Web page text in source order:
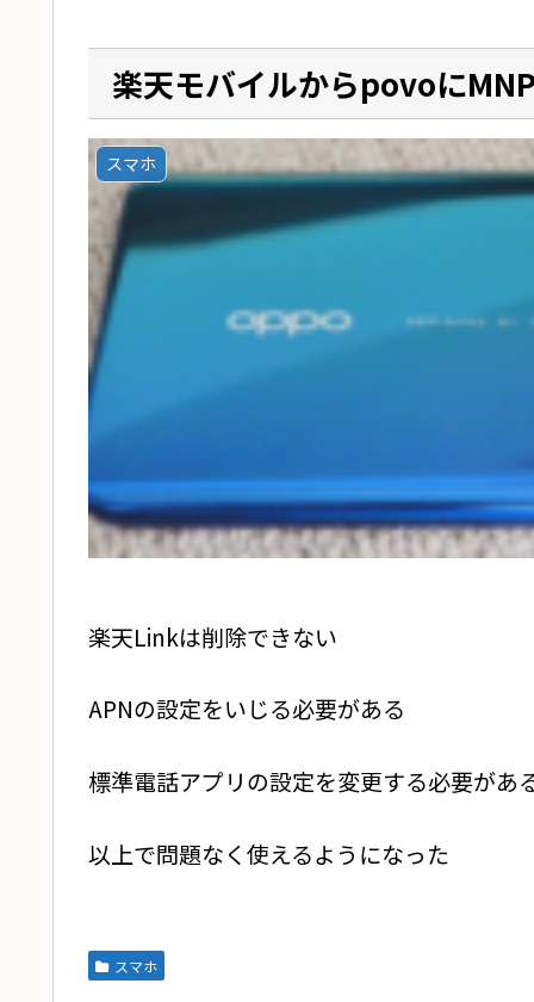
楽天モバイルからpovoに
スマホ
楽天Linkは削除できない
APNの設定をいじる必要がある
標準電話アプリの設定を変更する必要があ
以上で問題なく使えるようになった
スマホ